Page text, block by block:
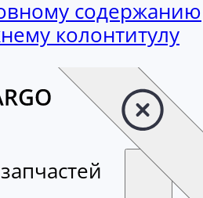
содержанию
колонтитулу